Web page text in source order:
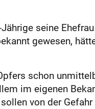
seine
gewesen,
schon
im eigenen
von der